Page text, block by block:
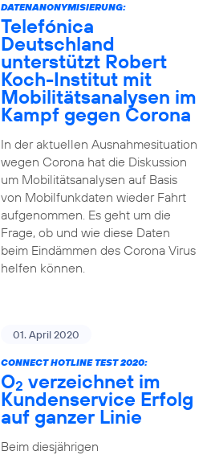
DATENANONYMISIERUNG:
Telefónica
Deutschland
unterstützt Robert
Koch-Institut mit
Mobilitätsanalysen im
Kampf gegen Corona
In der aktuellen Ausnahmesituation
wegen Corona hat die Diskussion
um Mobilitätsanalysen auf Basis
von Mobilfunkdaten wieder Fahrt
aufgenommen. Es geht um die
Frage, ob und wie diese Daten
beim Eindämmen des Corona Virus
helfen können.
01. April 2020
CONNECT HOTLINE TEST 2020:
O2 verzeichnet im
Kundenservice Erfolg
auf ganzer Linie
Beim diesjährigen